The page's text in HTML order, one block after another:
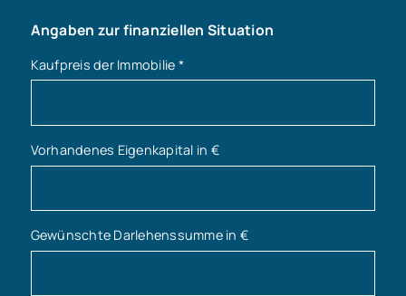
Angaben zur finanziellen Situation
Kaufpreis der Immobilie *
Vorhandenes Eigenkapital in €
Gewünschte Darlehenssumme in €